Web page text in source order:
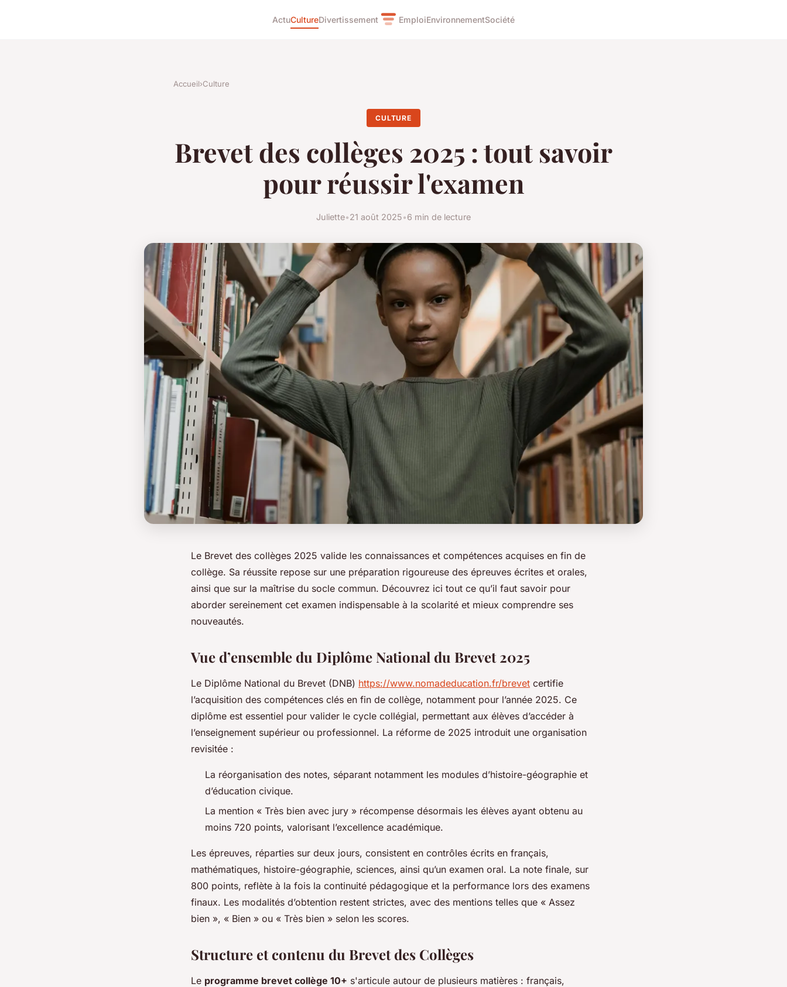
ActuCultureDivertissement EmploiEnvironnementSociété
Accueil›Culture
CULTURE
Brevet des collèges 2025 : tout savoir
pour réussir l'examen
Juliette•21 août 2025•6 min de lecture
Le Brevet des collèges 2025 valide les connaissances et compétences acquises en fin de
collège. Sa réussite repose sur une préparation rigoureuse des épreuves écrites et orales,
ainsi que sur la maîtrise du socle commun. Découvrez ici tout ce qu’il faut savoir pour
aborder sereinement cet examen indispensable à la scolarité et mieux comprendre ses
nouveautés.
Vue d’ensemble du Diplôme National du Brevet 2025
Le Diplôme National du Brevet (DNB) https://www.nomadeducation.fr/brevet certifie
l’acquisition des compétences clés en fin de collège, notamment pour l’année 2025. Ce
diplôme est essentiel pour valider le cycle collégial, permettant aux élèves d’accéder à
l’enseignement supérieur ou professionnel. La réforme de 2025 introduit une organisation
revisitée :
La réorganisation des notes, séparant notamment les modules d’histoire-géographie et
d’éducation civique.
La mention « Très bien avec jury » récompense désormais les élèves ayant obtenu au
moins 720 points, valorisant l’excellence académique.
Les épreuves, réparties sur deux jours, consistent en contrôles écrits en français,
mathématiques, histoire-géographie, sciences, ainsi qu’un examen oral. La note finale, sur
800 points, reflète à la fois la continuité pédagogique et la performance lors des examens
finaux. Les modalités d’obtention restent strictes, avec des mentions telles que « Assez
bien », « Bien » ou « Très bien » selon les scores.
Structure et contenu du Brevet des Collèges
Le programme brevet collège 10+ s'articule autour de plusieurs matières : français,